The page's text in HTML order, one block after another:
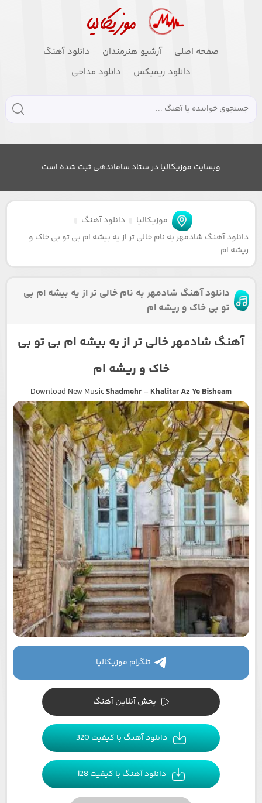
صفحه اصلی آرشیو هنرمندان
دانلود آهنگ
دانلود ریمیکس
دانلود مداحی
وبسایت موزیکالیا در ستاد ساماندهی ثبت شده است
موزیکالیا
دانلود آهنگ
دانلود آهنگ شادمهر به نام خالی تر از یه بیشه ام بی تو بی خاک و
ریشه ام
دانلود آهنگ شادمهر به نام خالی تر از یه بیشه ام بی
تو بی خاک و ریشه ام
آهنگ شادمهر خالی تر از یه بیشه ام بی تو بی
خاک و ریشه ام
Download New MusicShadmehr– Khalitar Az Ye Bisheam
تلگرام موزیکالیا
پخش آنلاین آهنگ
دانلود آهنگ با کیفیت 320
دانلود آهنگ با کیفیت 128